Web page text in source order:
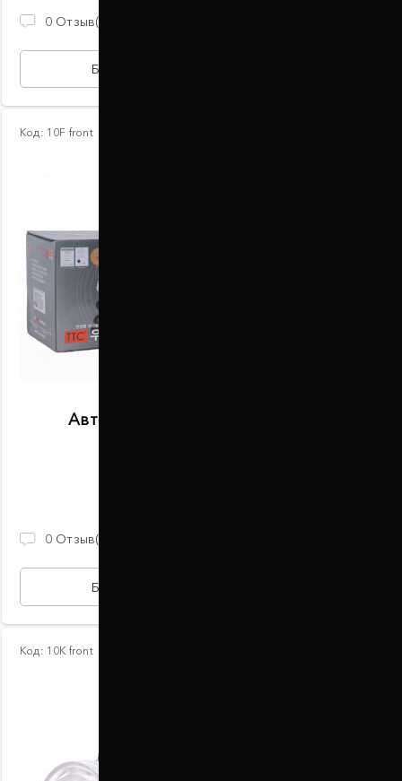
0 Отзыв(ов)
БЫСТРАЯ ПОКУПКА
Код: 10F front
Автобаферы размер F передние
0 Отзыв(ов)
БЫСТРАЯ ПОКУПКА
Код: 10К front